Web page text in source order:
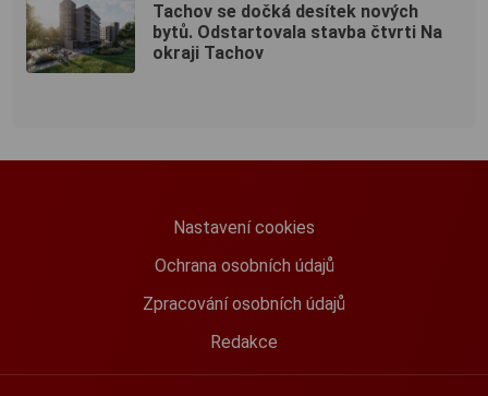
Tachov se dočká desítek nových
bytů. Odstartovala stavba čtvrti Na
okraji Tachov
Nastavení cookies
Ochrana osobních údajů
Zpracování osobních údajů
Redakce